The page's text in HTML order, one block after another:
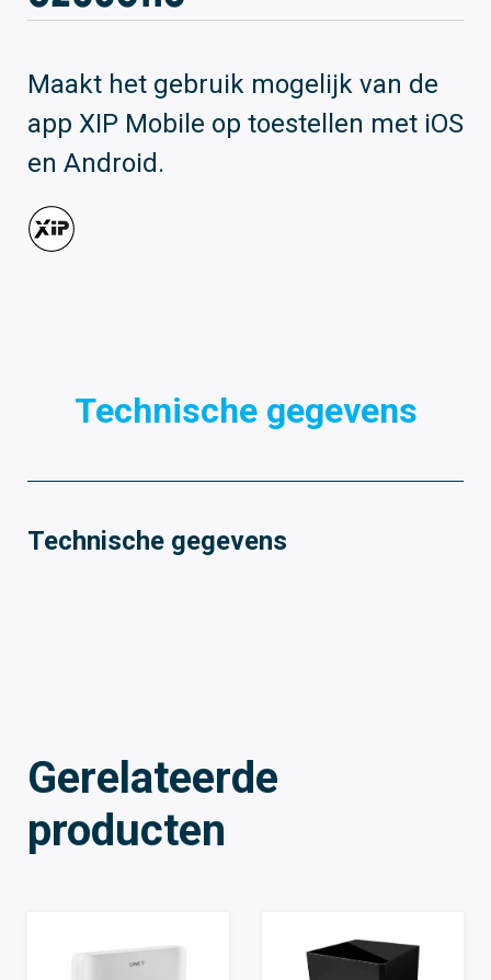
Maakt het gebruik mogelijk van de
app XIP Mobile op toestellen met iOS
en Android.
Technische gegevens
Technische gegevens
Gerelateerde
producten